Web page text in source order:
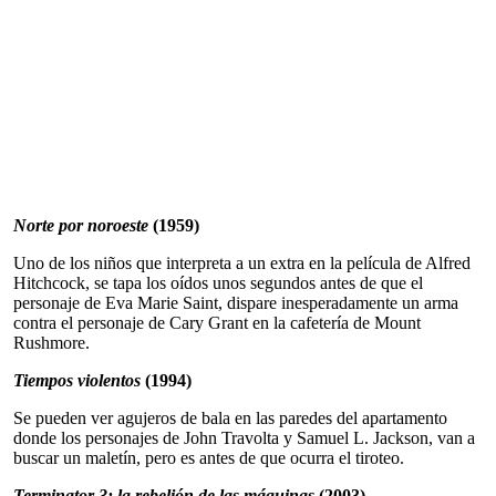
Norte por noroeste (1959)
Uno de los niños que interpreta a un extra en la película de Alfred
Hitchcock, se tapa los oídos unos segundos antes de que el
personaje de Eva Marie Saint, dispare inesperadamente un arma
contra el personaje de Cary Grant en la cafetería de Mount
Rushmore.
Tiempos violentos (1994)
Se pueden ver agujeros de bala en las paredes del apartamento
donde los personajes de John Travolta y Samuel L. Jackson, van a
buscar un maletín, pero es antes de que ocurra el tiroteo.